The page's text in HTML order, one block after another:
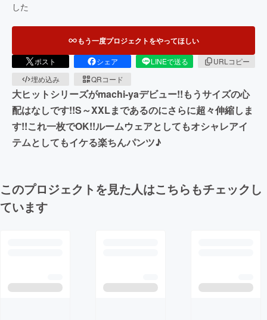
した
もう一度プロジェクトをやってほしい
ポスト シェア LINEで送る
URLコピー
埋め込み
QRコード
大ヒットシリーズがmachi-yaデビュー!!もうサイズの心
配はなしです!!S～XXLまであるのにさらに超々伸縮しま
す!!これ一枚でOK!!ルームウェアとしてもオシャレアイ
テムとしてもイケる楽ちんパンツ♪
このプロジェクトを見た人はこちらもチェックし
ています